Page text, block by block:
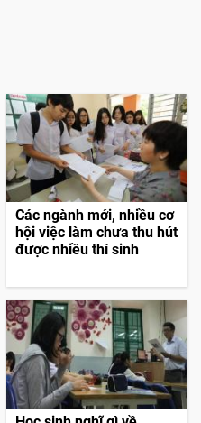
Các ngành mới, nhiều cơ
hội việc làm chưa thu hút
được nhiều thí sinh